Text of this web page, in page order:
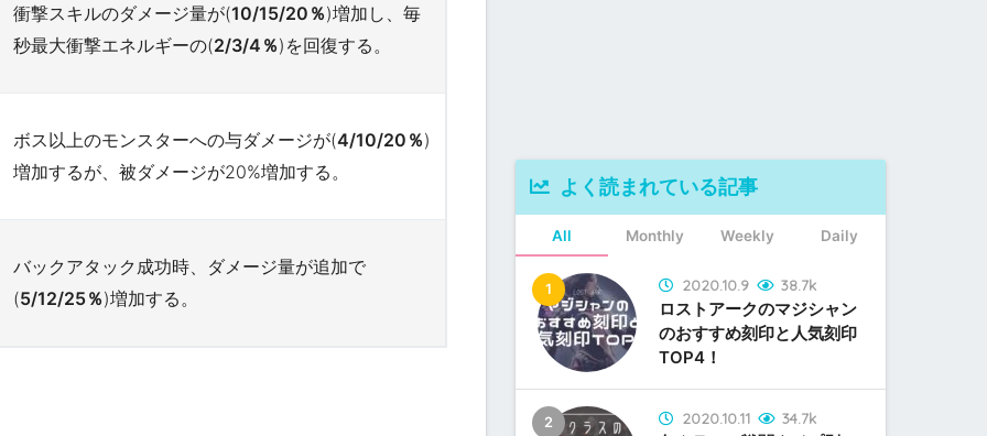
衝撃スキルのダメージ量が(10/15/20％)増加し、毎
秒最大衝撃エネルギーの(2/3/4％)を回復する。
ボス以上のモンスターへの与ダメージが(4/10/20％)
増加するが、被ダメージが20%増加する。
バックアタック成功時、ダメージ量が追加で
(5/12/25％)増加する。
よく読まれている記事
All Monthly Weekly Daily
2020.10.9 38.7k
ロストアークのマジシャン
のおすすめ刻印と人気刻印
TOP4！
2020.10.11 34.7k